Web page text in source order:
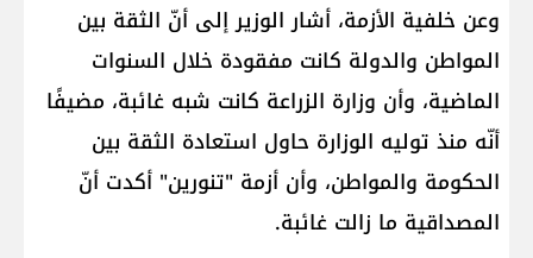
وعن خلفية الأزمة، أشار الوزير إلى أنّ الثقة بين
المواطن والدولة كانت مفقودة خلال السنوات
الماضية، وأن وزارة الزراعة كانت شبه غائبة، مضيفًا
أنّه منذ توليه الوزارة حاول استعادة الثقة بين
الحكومة والمواطن، وأن أزمة "تنورين" أكدت أنّ
المصداقية ما زالت غائبة.